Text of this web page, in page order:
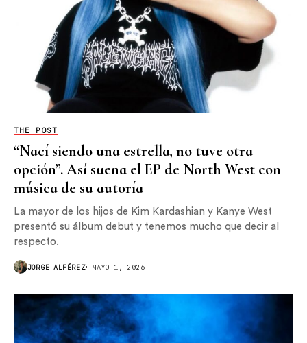
THE POST
“Nací siendo una estrella, no tuve otra
opción”. Así suena el EP de North West con
música de su autoría
La mayor de los hijos de Kim Kardashian y Kanye West
presentó su álbum debut y tenemos mucho que decir al
respecto.
JORGE ALFÉREZ MAYO 1, 2026